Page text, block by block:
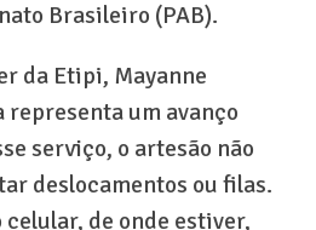
Brasileiro (PAB).
da Etipi, Mayanne
um avanço
serviço, o artesão não
deslocamentos ou filas.
celular, de onde estiver,